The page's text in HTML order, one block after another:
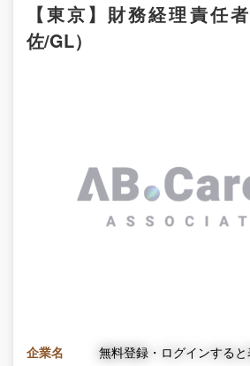
【東京】財務経理責任
佐/GL）
企業名
無料登録・ログインする